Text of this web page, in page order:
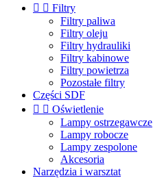
  Filtry
Filtry paliwa
Filtry oleju
Filtry hydrauliki
Filtry kabinowe
Filtry powietrza
Pozostałe filtry
Części SDF
  Oświetlenie
Lampy ostrzegawcze
Lampy robocze
Lampy zespolone
Akcesoria
Narzędzia i warsztat